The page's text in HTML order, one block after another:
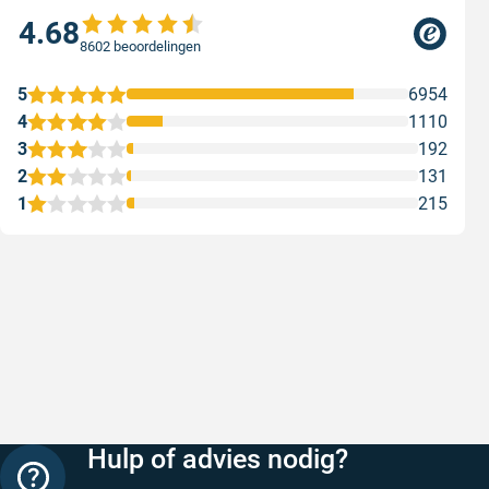
4.688602 beoordelingen
1 215
2 131
3 192
4 1110
5 6954
Hulp of advies nodig?